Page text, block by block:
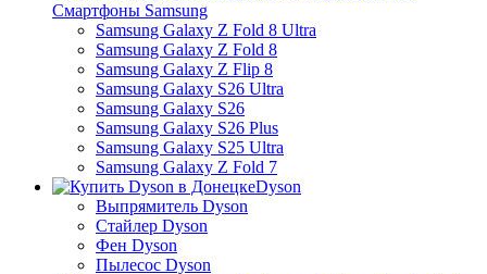
Смартфоны Samsung
Samsung Galaxy Z Fold 8 Ultra
Samsung Galaxy Z Fold 8
Samsung Galaxy Z Flip 8
Samsung Galaxy S26 Ultra
Samsung Galaxy S26
Samsung Galaxy S26 Plus
Samsung Galaxy S25 Ultra
Samsung Galaxy Z Fold 7
Dyson
Выпрямитель Dyson
Стайлер Dyson
Фен Dyson
Пылесос Dyson